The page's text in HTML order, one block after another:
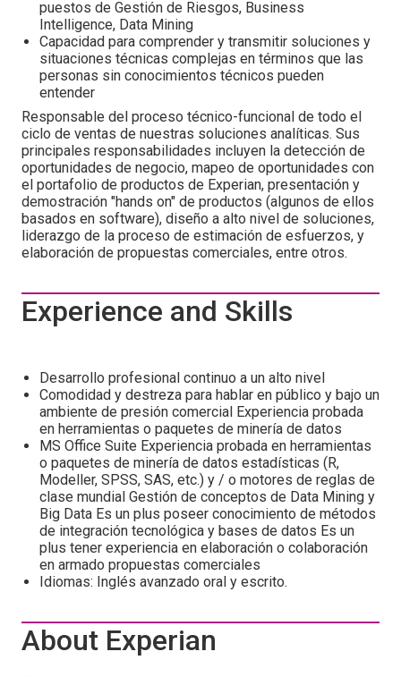
puestos de Gestión de Riesgos, Business
Intelligence, Data Mining
Capacidad para comprender y transmitir soluciones y
situaciones técnicas complejas en términos que las
personas sin conocimientos técnicos pueden
entender
Responsable del proceso técnico-funcional de todo el
ciclo de ventas de nuestras soluciones analíticas. Sus
principales responsabilidades incluyen la detección de
oportunidades de negocio, mapeo de oportunidades con
el portafolio de productos de Experian, presentación y
demostración "hands on" de productos (algunos de ellos
basados ​​en software), diseño a alto nivel de soluciones,
liderazgo de la proceso de estimación de esfuerzos, y
elaboración de propuestas comerciales, entre otros.
Experience and Skills
Desarrollo profesional continuo a un alto nivel
Comodidad y destreza para hablar en público y bajo un
ambiente de presión comercial Experiencia probada
en herramientas o paquetes de minería de datos
MS Office Suite Experiencia probada en herramientas
o paquetes de minería de datos estadísticas (R,
Modeller, SPSS, SAS, etc.) y / o motores de reglas de
clase mundial Gestión de conceptos de Data Mining y
Big Data Es un plus poseer conocimiento de métodos
de integración tecnológica y bases de datos Es un
plus tener experiencia en elaboración o colaboración
en armado propuestas comerciales
Idiomas: Inglés avanzado oral y escrito.
About Experian